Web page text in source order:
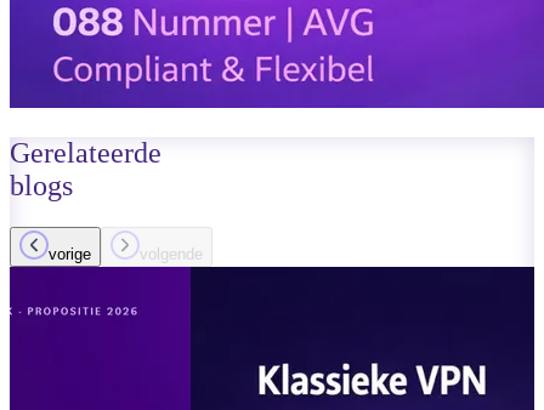
Gerelateerde
blogs
vorige volgende